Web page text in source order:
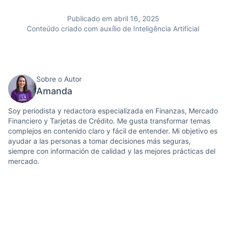
Publicado em abril 16, 2025
Conteúdo criado com auxílio de Inteligência Artificial
Sobre o Autor
Amanda
Soy periodista y redactora especializada en Finanzas, Mercado
Financiero y Tarjetas de Crédito. Me gusta transformar temas
complejos en contenido claro y fácil de entender. Mi objetivo es
ayudar a las personas a tomar decisiones más seguras,
siempre con información de calidad y las mejores prácticas del
mercado.